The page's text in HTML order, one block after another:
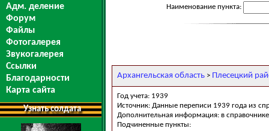
Адм. деление
Форум
Файлы
Фотогалерея
Звукогалерея
Ссылки
Благодарности
Карта сайта
Узнать солдата
Наименование пункта:
Архангельская область > Плесецкий
Год учета: 1939
Источник: Данные переписи 1939 года из
Дополнительная информация: в
Подчиненные пункты: